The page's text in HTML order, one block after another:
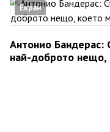
Екран
Антонио
най-доброто нещо,